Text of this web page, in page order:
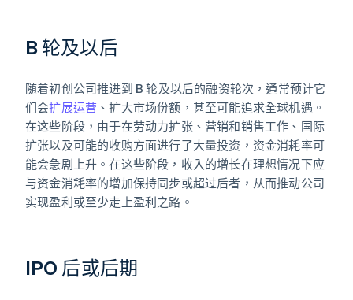
B 轮及以后
随着初创公司推进到 B 轮及以后的融资轮次，通常预计它
们会扩展运营 、扩大市场份额，甚至可能追求全球机遇。
在这些阶段，由于在劳动力扩张、营销和销售工作、国际
扩张以及可能的收购方面进行了大量投资，资金消耗率可
能会急剧上升。在这些阶段，收入的增长在理想情况下应
与资金消耗率的增加保持同步或超过后者，从而推动公司
实现盈利或至少走上盈利之路。
IPO 后或后期